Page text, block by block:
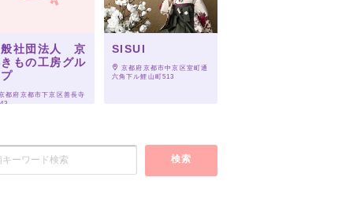
社団法人 京
もの工房グル
都府京都市下京区善長寺
SISUI
京都府京都市中京区室町通
六角下ル鯉山町513
検索